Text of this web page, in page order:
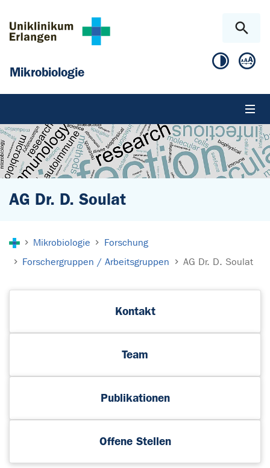
Mikrobiologie
AG Dr. D. Soulat
Mikrobiologie
Forschung
Forschergruppen / Arbeitsgruppen
AG Dr. D. Soulat
Kontakt
Team
Publikationen
Offene Stellen